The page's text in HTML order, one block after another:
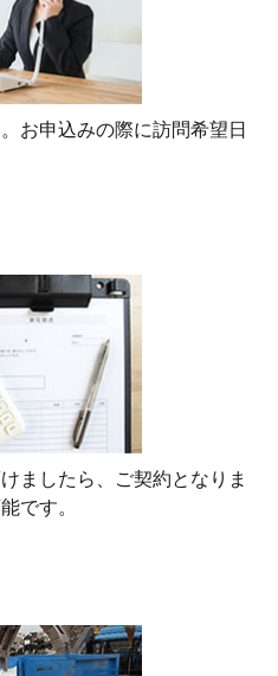
お申込みの際に訪問希望日
ましたら、ご契約となりま
です。